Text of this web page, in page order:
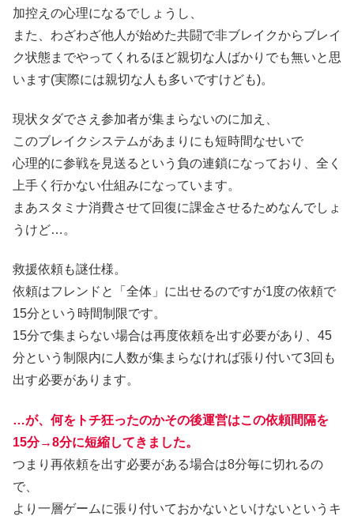
加控えの心理になるでしょうし、
また、わざわざ他人が始めた共闘で非ブレイクからブレイ
ク状態までやってくれるほど親切な人ばかりでも無いと思
います(実際には親切な人も多いですけども)。
現状タダでさえ参加者が集まらないのに加え、
このブレイクシステムがあまりにも短時間なせいで
心理的に参戦を見送るという負の連鎖になっており、全く
上手く行かない仕組みになっています。
まあスタミナ消費させて回復に課金させるためなんでしょ
うけど…。
救援依頼も謎仕様。
依頼はフレンドと「全体」に出せるのですが1度の依頼で
15分という時間制限です。
15分で集まらない場合は再度依頼を出す必要があり、45
分という制限内に人数が集まらなければ張り付いて3回も
出す必要があります。
…が、何をトチ狂ったのかその後運営はこの依頼間隔を
15分→8分に短縮してきました。
つまり再依頼を出す必要がある場合は8分毎に切れるの
で、
より一層ゲームに張り付いておかないといけないというキ